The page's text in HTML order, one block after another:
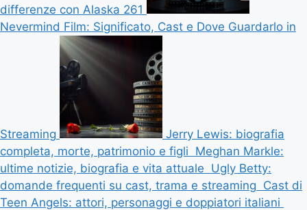
differenze con Alaska 261
Nevermind Film: Significato, Cast e Dove Guardarlo in
Streaming
Jerry Lewis: biografia
completa, morte, patrimonio e figli Meghan Markle:
ultime notizie, biografia e vita attuale Ugly Betty:
domande frequenti su cast, trama e streaming Cast di
Teen Angels: attori, personaggi e doppiatori italiani